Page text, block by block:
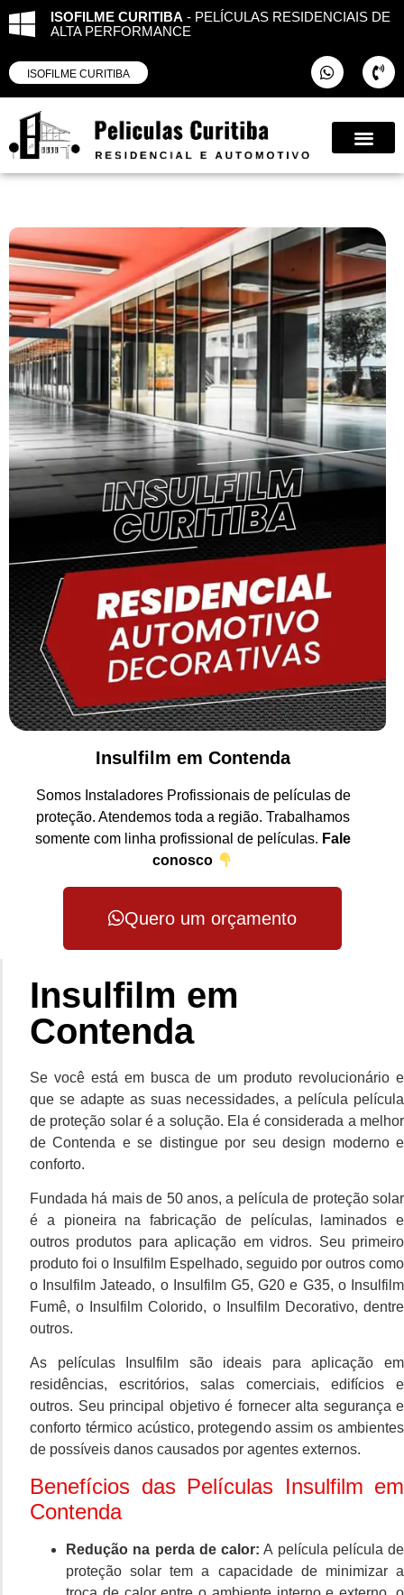
ISOFILME CURITIBA - PELÍCULAS RESIDENCIAIS DE
ALTA PERFORMANCE
ISOFILME CURITIBA
Insulfilm em Contenda
Somos Instaladores Profissionais de películas de
proteção. Atendemos toda a região. Trabalhamos
somente com linha profissional de películas. Fale
conosco
Quero um orçamento
Insulfilm em
Contenda
Se você está em busca de um produto revolucionário e
que se adapte as suas necessidades, a película película
de proteção solar é a solução. Ela é considerada a melhor
de Contenda e se distingue por seu design moderno e
conforto.
Fundada há mais de 50 anos, a película de proteção solar
é a pioneira na fabricação de películas, laminados e
outros produtos para aplicação em vidros. Seu primeiro
produto foi o Insulfilm Espelhado, seguido por outros como
o Insulfilm Jateado, o Insulfilm G5, G20 e G35, o Insulfilm
Fumê, o Insulfilm Colorido, o Insulfilm Decorativo, dentre
outros.
As películas Insulfilm são ideais para aplicação em
residências, escritórios, salas comerciais, edifícios e
outros. Seu principal objetivo é fornecer alta segurança e
conforto térmico acústico, protegendo assim os ambientes
de possíveis danos causados por agentes externos.
Benefícios das Películas Insulfilm em
Contenda
Redução na perda de calor: A película película de
proteção solar tem a capacidade de minimizar a